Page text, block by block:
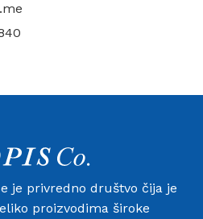
je privredno društvo čija je
proizvodima široke